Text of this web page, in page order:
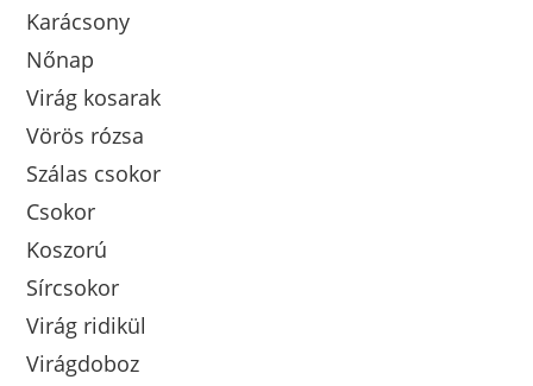
Karácsony
Nőnap
Virág kosarak
Vörös rózsa
Szálas csokor
Csokor
Koszorú
Sírcsokor
Virág ridikül
Virágdoboz